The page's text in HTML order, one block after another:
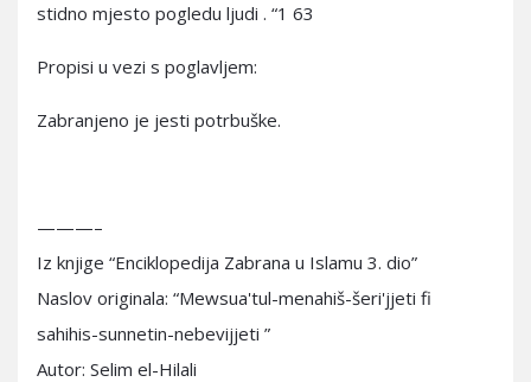
stidno mjesto pogledu ljudi . “1 63
Propisi u vezi s poglavljem:
Zabranjeno je jesti potrbuške.
———–
Iz knjige “Enciklopedija Zabrana u Islamu 3. dio”
Naslov originala: “Mewsua'tul-menahiš-šeri'jjeti fi
sahihis-sunnetin-nebevijjeti ”
Autor: Selim el-Hilali